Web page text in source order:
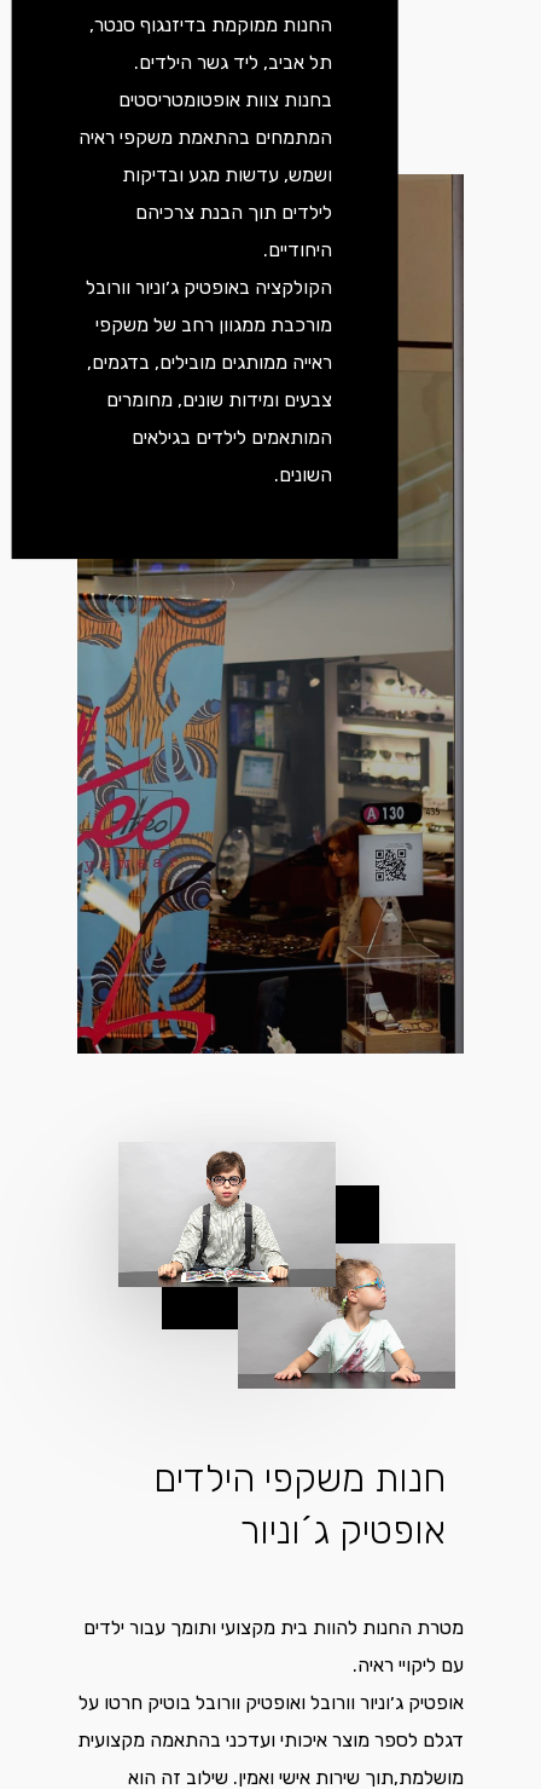
חנות הדגל
החנות ממוקמת בדיזנגוף סנטר,
תל אביב, ליד גשר הילדים.
בחנות צוות אופטומטריסטים
המתמחים בהתאמת משקפי ראיה
ושמש, עדשות מגע ובדיקות
לילדים תוך הבנת צרכיהם
היחודיים.
הקולקציה באופטיק ג׳וניור וורובל
מורכבת ממגוון רחב של משקפי
ראייה ממותגים מובילים, בדגמים,
צבעים ומידות שונים, מחומרים
המותאמים לילדים בגילאים
השונים.
חנות משקפי הילדים
אופטיק ג´וניור
מטרת החנות להוות בית מקצועי ותומך עבור ילדים
עם ליקויי ראיה.
אופטיק ג׳וניור וורובל ואופטיק וורובל בוטיק חרטו על
דגלם לספר מוצר איכותי ועדכני בהתאמה מקצועית
מושלמת,תוך שירות אישי ואמין. שילוב זה הוא